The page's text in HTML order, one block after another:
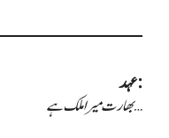
عہد:
بھارت میرا ملک ہے…